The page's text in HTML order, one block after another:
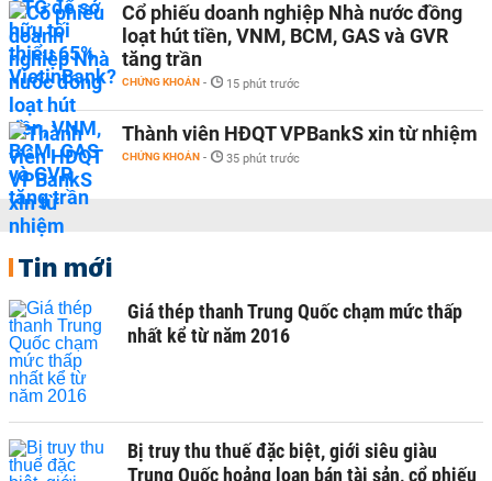
Cổ phiếu doanh nghiệp Nhà nước đồng
loạt hút tiền, VNM, BCM, GAS và GVR
tăng trần
CHỨNG KHOÁN - 15 phút trước
Thành viên HĐQT VPBankS xin từ nhiệm
CHỨNG KHOÁN - 35 phút trước
Tin mới
Giá thép thanh Trung Quốc chạm mức thấp
nhất kể từ năm 2016
Bị truy thu thuế đặc biệt, giới siêu giàu
Trung Quốc hoảng loạn bán tài sản, cổ phiếu